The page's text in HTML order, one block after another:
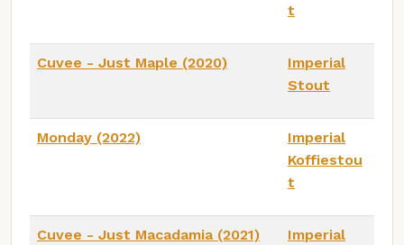
t
Cuvee - Just Maple (2020)
Imperial
Stout
Monday (2022)
Imperial
Koffiestou
t
Cuvee - Just Macadamia (2021)
Imperial